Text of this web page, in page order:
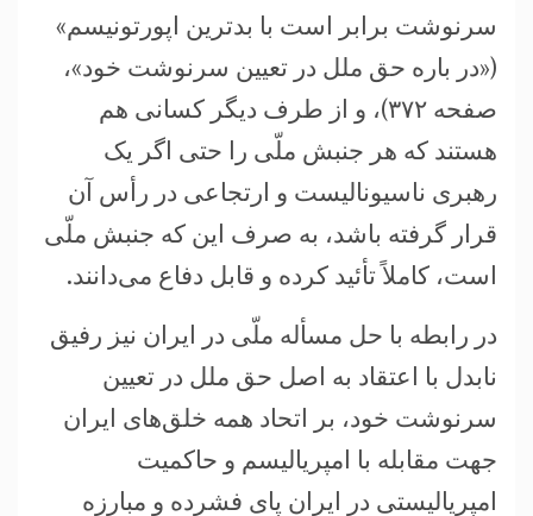
سرنوشت برابر است با بدترین اپورتونیسم»
(«در باره حق ملل در تعیین سرنوشت خود»،
صفحه ۳۷۲)، و از طرف دیگر کسانی هم
هستند که هر جنبش ملّی را حتی اگر یک
رهبری ناسیونالیست و ارتجاعی در رأس آن
قرار گرفته باشد، به صرف این که جنبش ملّی
است، کاملاً تأئید کرده و قابل دفاع می‌دانند.
در رابطه با حل مسأله ملّی در ایران نیز رفیق
نابدل با اعتقاد به اصل حق ملل در تعیین
سرنوشت خود، بر اتحاد همه خلق‌های ایران
جهت مقابله با امپریالیسم و حاکمیت
امپریالیستی در ایران پای فشرده و مبارزه